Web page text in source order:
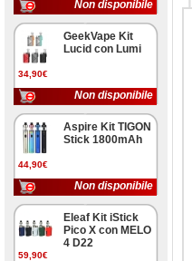
Non disponibile
34,90€
GeekVape Kit
Lucid con Lumi
Non disponibile
44,90€
Aspire Kit TIGON
Stick 1800mAh
Non disponibile
59,90€
Eleaf Kit iStick
Pico X con MELO
4 D22